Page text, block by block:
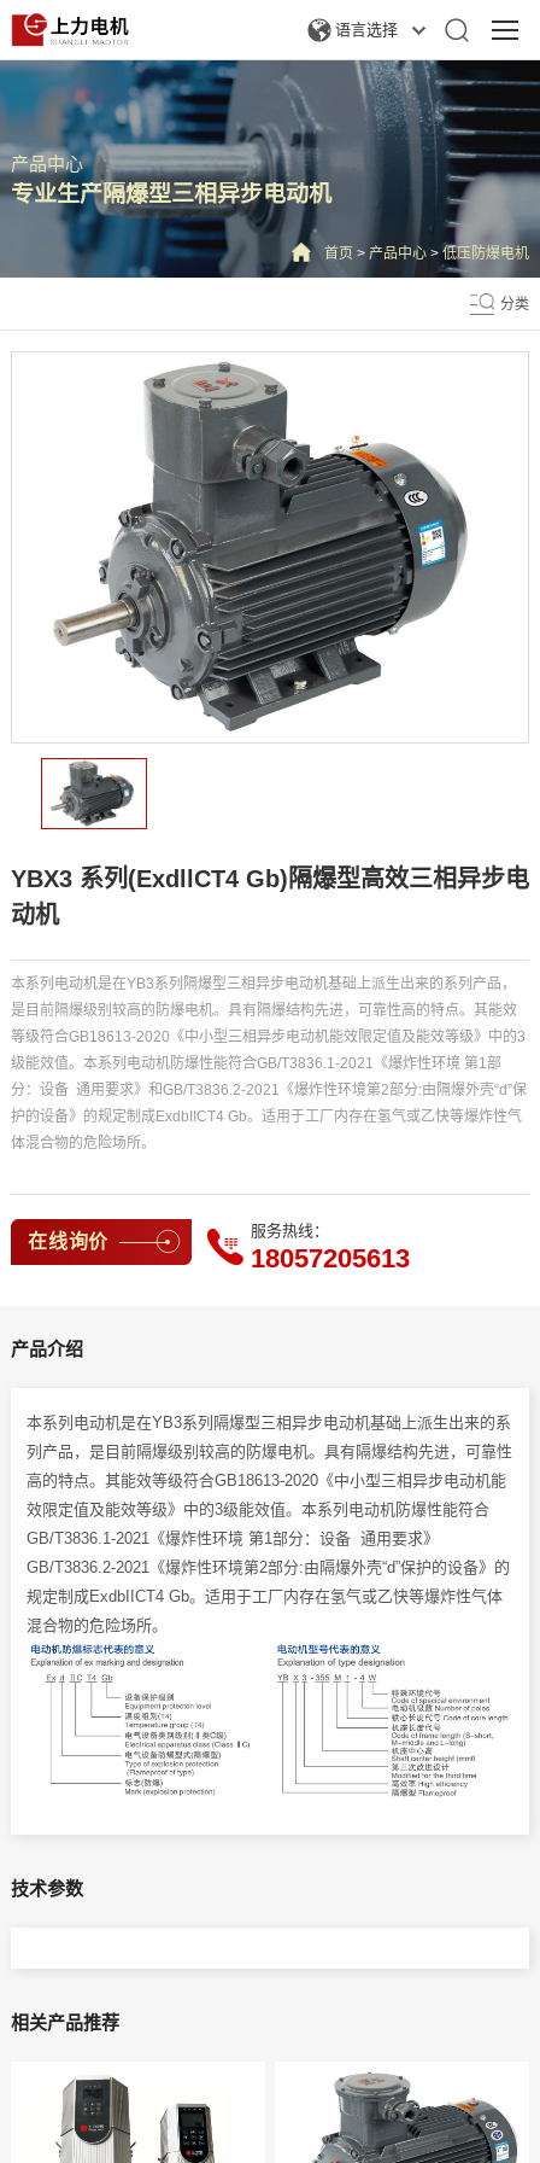
语言选择
产品中心
专业生产隔爆型三相异步电动机
首页 >产品中心 >低压防爆电机
分类
YBX3 系列(ExdllCT4 Gb)隔爆型高效三相异步电
动机
本系列电动机是在YB3系列隔爆型三相异步电动机基础上派生出来的系列产品，
是目前隔爆级别较高的防爆电机。具有隔爆结构先进，可靠性高的特点。其能效
等级符合GB18613-2020《中小型三相异步电动机能效限定值及能效等级》中的3
级能效值。本系列电动机防爆性能符合GB/T3836.1-2021《爆炸性环境 第1部
分：设备 通用要求》和GB/T3836.2-2021《爆炸性环境第2部分:由隔爆外壳“d”保
护的设备》的规定制成ExdbIICT4 Gb。适用于工厂内存在氢气或乙快等爆炸性气
体混合物的危险场所。
在线询价
服务热线：
18057205613
产品介绍
本系列电动机是在YB3系列隔爆型三相异步电动机基础上派生出来的系
列产品，是目前隔爆级别较高的防爆电机。具有隔爆结构先进，可靠性
高的特点。其能效等级符合GB18613-2020《中小型三相异步电动机能
效限定值及能效等级》中的3级能效值。本系列电动机防爆性能符合
GB/T3836.1-2021《爆炸性环境 第1部分：设备 通用要求》
GB/T3836.2-2021《爆炸性环境第2部分:由隔爆外壳“d”保护的设备》的
规定制成ExdbIICT4 Gb。适用于工厂内存在氢气或乙快等爆炸性气体
混合物的危险场所。
技术参数
相关产品推荐